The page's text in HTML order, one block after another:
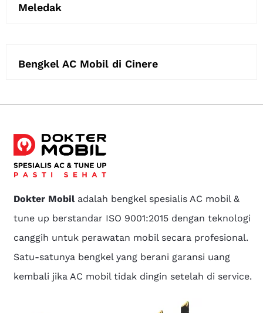
Meledak
Bengkel AC Mobil di Cinere
Dokter Mobiladalah bengkel spesialis AC mobil &
tune up berstandar ISO 9001:2015 dengan teknologi
canggih untuk perawatan mobil secara profesional.
Satu-satunya bengkel yang berani garansi uang
kembali jika AC mobil tidak dingin setelah di service.